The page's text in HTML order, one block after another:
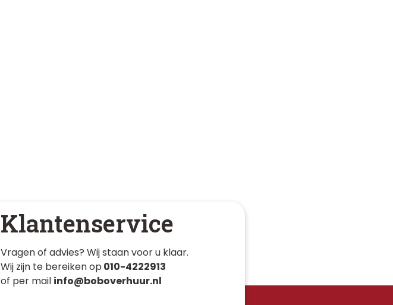
Klantenservice
Vragen of advies? Wij staan voor u klaar.
Wij zijn te bereiken op 010-4222913
of per mail info@boboverhuur.nl